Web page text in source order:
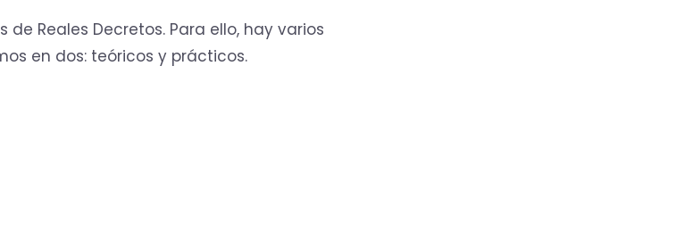
Reales Decretos. Para ello, hay varios
en dos: teóricos y prácticos.